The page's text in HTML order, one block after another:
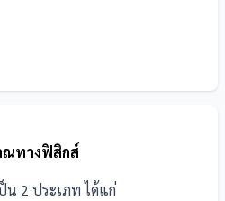
ณทางฟิสิกส์
2 ประเภท ได้แก่